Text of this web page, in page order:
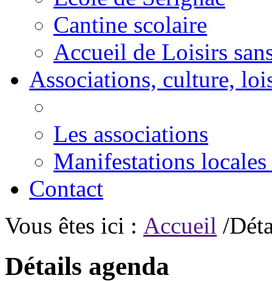
Cantine scolaire
Accueil de Loisirs
Associations, culture,
Les associations
Manifestations locales
Contact
Vous êtes ici : Accueil /
Détails agenda